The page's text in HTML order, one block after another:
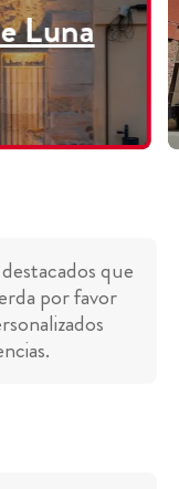
Luna
que
por favor